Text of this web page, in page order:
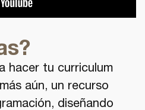
hacer tu curriculum
aún, un recurso
diseñando